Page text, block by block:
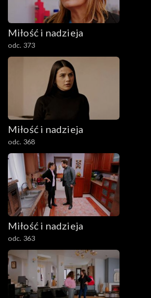
Miłość i nadzieja
odc. 373
Miłość i nadzieja
odc. 368
Miłość i nadzieja
odc. 363